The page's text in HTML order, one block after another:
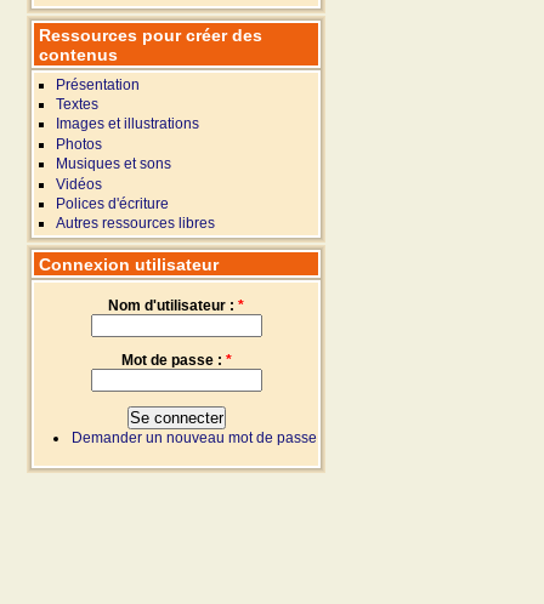
Ressources pour créer des
contenus
Présentation
Textes
Images et illustrations
Photos
Musiques et sons
Vidéos
Polices d'écriture
Autres ressources libres
Connexion utilisateur
Nom d'utilisateur : *
Mot de passe : *
Demander un nouveau mot de passe